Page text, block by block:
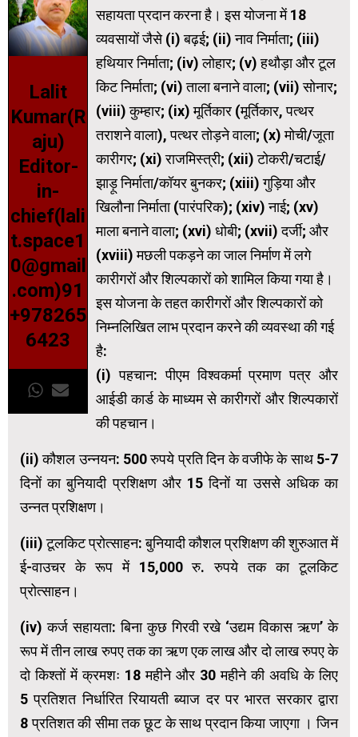
Lalit
Kumar(R
aju)
Editor-
in-
chief(lali
t.space1
0@gmail
.com)91
+978265
6423
सहायता प्रदान करना है। इस योजना में 18
व्यवसायों जैसे (i) बढ़ई; (ii) नाव निर्माता; (iii)
हथियार निर्माता; (iv) लोहार; (v) हथौड़ा और टूल
किट निर्माता; (vi) ताला बनाने वाला; (vii) सोनार;
(viii) कुम्हार; (ix) मूर्तिकार (मूर्तिकार, पत्थर
तराशने वाला), पत्थर तोड़ने वाला; (x) मोची/जूता
कारीगर; (xi) राजमिस्त्री; (xii) टोकरी/चटाई/
झाड़ू निर्माता/कॉयर बुनकर; (xiii) गुड़िया और
खिलौना निर्माता (पारंपरिक); (xiv) नाई; (xv)
माला बनाने वाला; (xvi) धोबी; (xvii) दर्जी; और
(xviii) मछली पकड़ने का जाल निर्माण में लगे
कारीगरों और शिल्पकारों को शामिल किया गया है।
इस योजना के तहत कारीगरों और शिल्पकारों को
निम्नलिखित लाभ प्रदान करने की व्यवस्था की गई
है:
(i) पहचान: पीएम विश्वकर्मा प्रमाण पत्र और
आईडी कार्ड के माध्यम से कारीगरों और शिल्पकारों
की पहचान।
(ii) कौशल उन्नयन: 500 रुपये प्रति दिन के वजीफे के साथ 5-7
दिनों का बुनियादी प्रशिक्षण और 15 दिनों या उससे अधिक का
उन्नत प्रशिक्षण।
(iii) टूलकिट प्रोत्साहन: बुनियादी कौशल प्रशिक्षण की शुरुआत में
ई-वाउचर के रूप में 15,000 रु. रुपये तक का टूलकिट
प्रोत्साहन।
(iv) कर्ज सहायता: बिना कुछ गिरवी रखे ‘उद्यम विकास ऋण’ के
रूप में तीन लाख रुपए तक का ऋण एक लाख और दो लाख रुपए के
दो किश्तों में क्रमशः 18 महीने और 30 महीने की अवधि के लिए
5 प्रतिशत निर्धारित रियायती ब्याज दर पर भारत सरकार द्वारा
8 प्रतिशत की सीमा तक छूट के साथ प्रदान किया जाएगा । जिन